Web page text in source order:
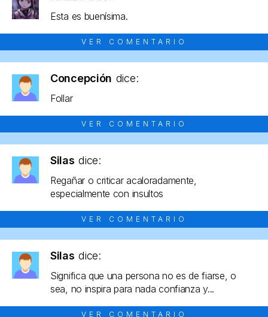
Esta es buenísima.
VER COMENTARIO
Concepción dice:
Follar
VER COMENTARIO
Silas dice:
Regañar o criticar acaloradamente,
especialmente con insultos
VER COMENTARIO
Silas dice:
Significa que una persona no es de fiarse, o
sea, no inspira para nada confianza y...
VER COMENTARIO